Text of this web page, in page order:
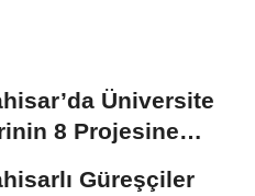
Üniversite
8 Projesine
Güreşçiler